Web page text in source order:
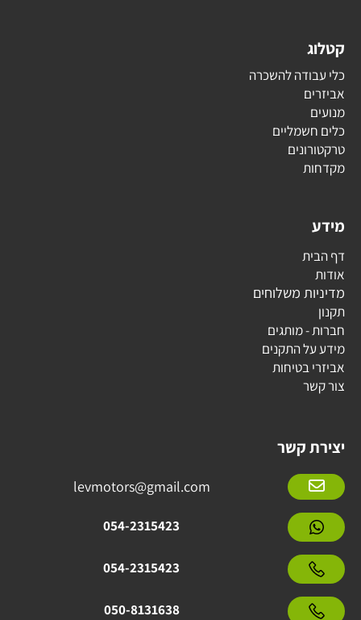
קטלוג
כלי עבודה להשכרה
אביזרים
מנועים
כלים חשמליים
טרקטורונים
מקדחות
מידע
דף הבית
אודות
מדיניות משלוחים
תקנון
חברות - מותגים
מידע על התקנים
אביזרי בטיחות
צור קשר
יצירת קשר
levmotors@gmail.com
054-2315423
054-2315423
050-8131638